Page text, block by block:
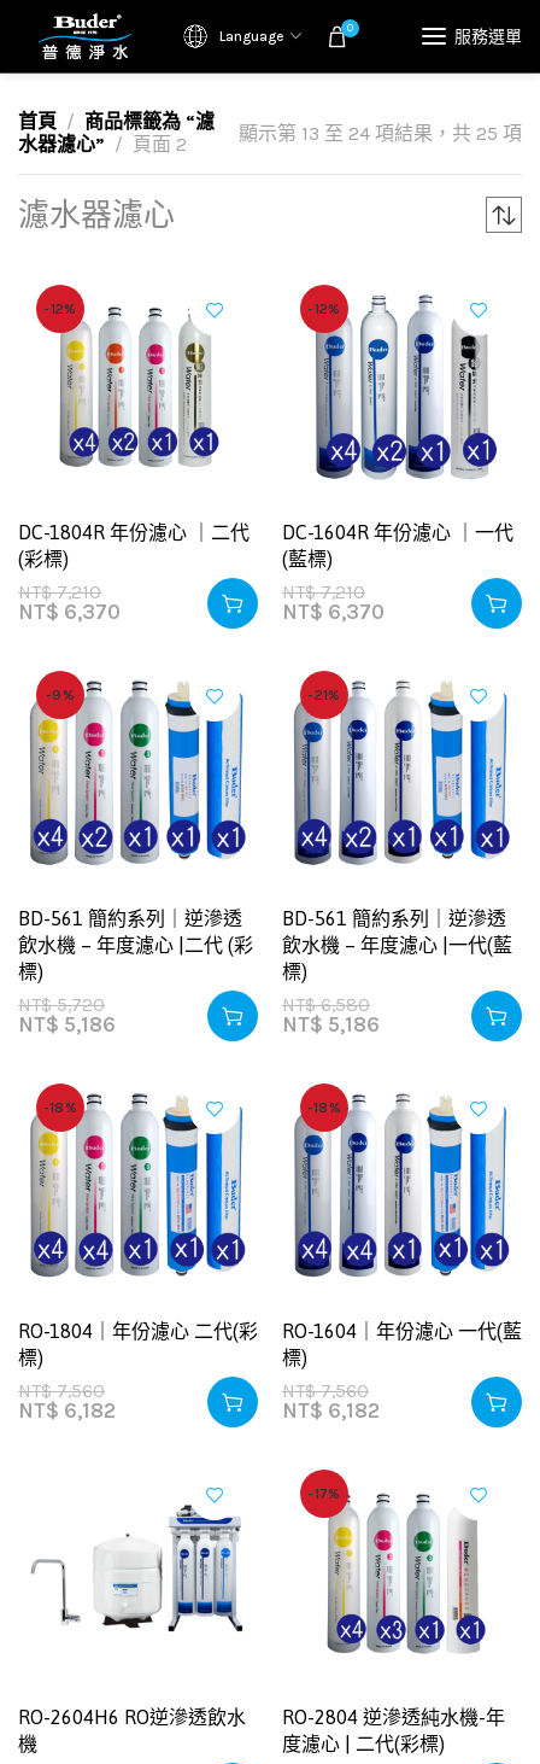
Language 0 服務選單
首頁
商品標籤為 “濾
水器濾心”
頁面 2 顯示第 13 至 24 項結果，共 25 項
濾水器濾心
-12%
DC-1804R 年份濾心 ｜二代
(彩標)
NT$7,210
NT$ 6,370
-12%
DC-1604R 年份濾心 ｜一代
(藍標)
NT$7,210
NT$ 6,370
-9%
BD-561 簡約系列｜逆滲透
飲水機 – 年度濾心 |二代 (彩
標)
NT$5,720
NT$ 5,186
-21%
BD-561 簡約系列｜逆滲透
飲水機 – 年度濾心 |一代(藍
標)
NT$6,580
NT$ 5,186
-18%
RO-1804｜年份濾心 二代(彩
標)
NT$7,560
NT$ 6,182
-18%
RO-1604｜年份濾心 一代(藍
標)
NT$7,560
NT$ 6,182
RO-2604H6 RO逆滲透飲水
機
-17%
RO-2804 逆滲透純水機-年
度濾心 | 二代(彩標)